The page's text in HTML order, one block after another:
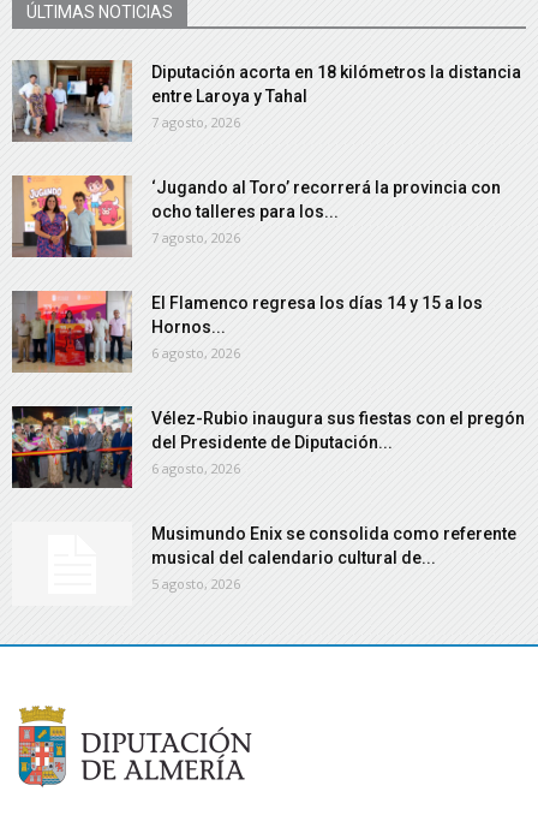
ÚLTIMAS NOTICIAS
Diputación acorta en 18 kilómetros la distancia
entre Laroya y Tahal
7 agosto, 2026
‘Jugando al Toro’ recorrerá la provincia con
ocho talleres para los...
7 agosto, 2026
El Flamenco regresa los días 14 y 15 a los
Hornos...
6 agosto, 2026
Vélez-Rubio inaugura sus fiestas con el pregón
del Presidente de Diputación...
6 agosto, 2026
Musimundo Enix se consolida como referente
musical del calendario cultural de...
5 agosto, 2026